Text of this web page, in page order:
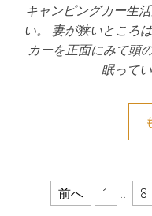
キャンピングカー生
い。 妻が狭いところ
カーを正面にみて頭
眠って
投稿のペー
前へ 1 … 8